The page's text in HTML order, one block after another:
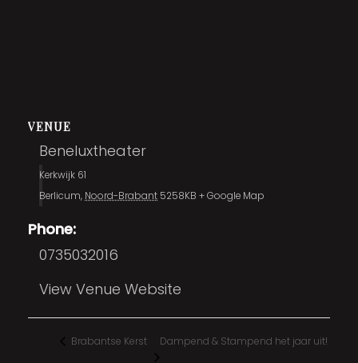
VENUE
Beneluxtheater
Kerkwijk 61
Berlicum, Noord-Brabant 5258KB + Google Map
Phone:
0735032016
View Venue Website
Brabantse Kerst Dampend & Stampend het jaar uit!